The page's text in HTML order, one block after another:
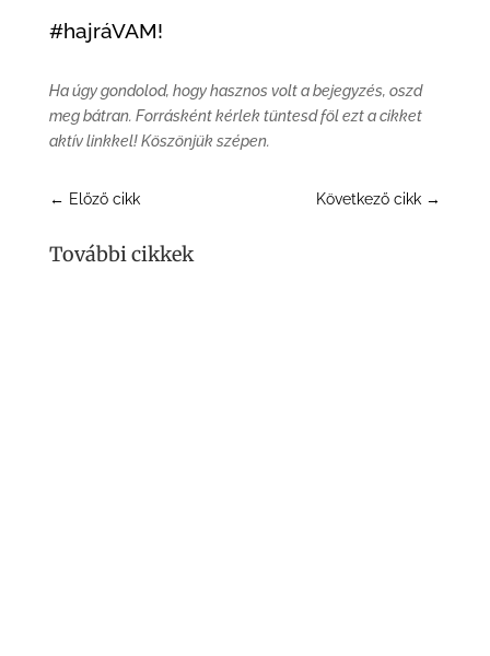
#hajráVAM!
Ha úgy gondolod, hogy hasznos volt a bejegyzés, oszd
meg bátran. Forrásként kérlek tüntesd föl ezt a cikket
aktív linkkel! Köszönjük szépen.
← Előző cikk Következő cikk →
További cikkek